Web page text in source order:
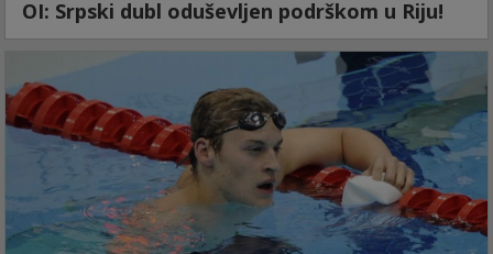
OI: Srpski dubl oduševljen podrškom u Riju!